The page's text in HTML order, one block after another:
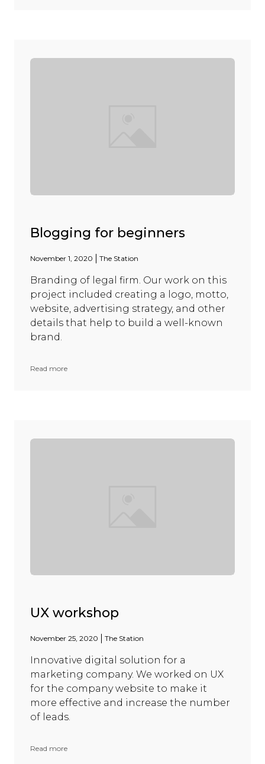
Blogging for beginners
November 1, 2020 The Station
Branding of legal firm. Our work on this
project included creating a logo, motto,
website, advertising strategy, and other
details that help to build a well-known
brand.
Read more
UX workshop
November 25, 2020 The Station
Innovative digital solution for a
marketing company. We worked on UX
for the company website to make it
more effective and increase the number
of leads.
Read more